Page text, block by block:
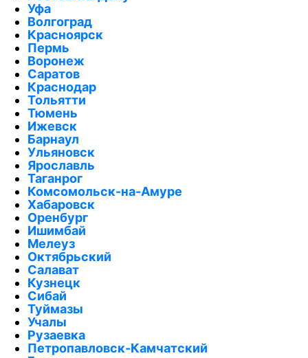
Уфа
Волгоград
Красноярск
Пермь
Воронеж
Саратов
Краснодар
Тольятти
Тюмень
Ижевск
Барнаул
Ульяновск
Ярославль
Таганрог
Комсомольск-на-Амуре
Хабаровск
Оренбург
Ишимбай
Мелеуз
Октябрьский
Салават
Кузнецк
Сибай
Туймазы
Учалы
Рузаевка
Петропавловск-Камчатский